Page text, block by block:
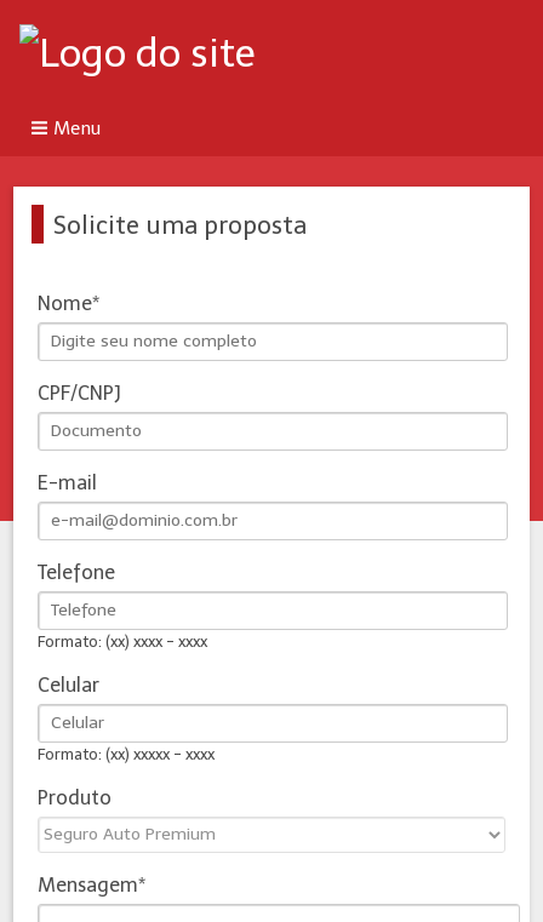
Menu
Solicite uma proposta
Nome
CPF/CNPJ
E-mail
Telefone
Formato: (xx) xxxx - xxxx
Celular
Formato: (xx) xxxxx - xxxx
Produto
Mensagem